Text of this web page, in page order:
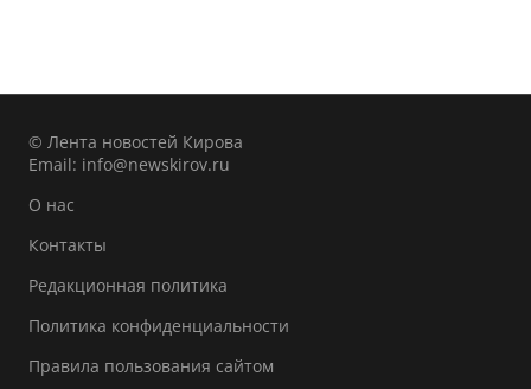
© Лента новостей Кирова
Email: info@newskirov.ru
О нас
Контакты
Редакционная политика
Политика конфиденциальности
Правила пользования сайтом